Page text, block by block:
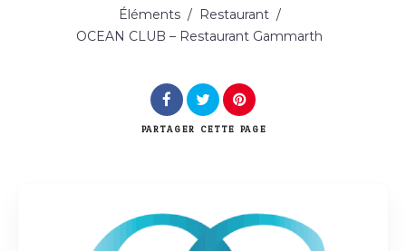
Éléments / Restaurant /
OCEAN CLUB – Restaurant Gammarth
PARTAGER CETTE PAGE